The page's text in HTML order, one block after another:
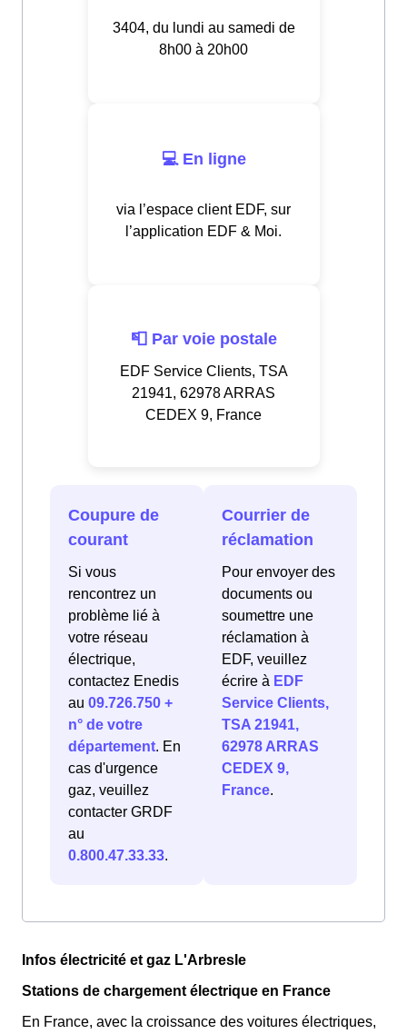
3404, du lundi au samedi de
8h00 à 20h00
💻 En ligne
via l’espace client EDF, sur
l’application EDF & Moi.
📮 Par voie postale
EDF Service Clients, TSA
21941, 62978 ARRAS
CEDEX 9, France
Coupure de
courant
Si vous
rencontrez un
problème lié à
votre réseau
électrique,
contactez Enedis
au 09.726.750 +
n° de votre
département. En
cas d'urgence
gaz, veuillez
contacter GRDF
au
0.800.47.33.33.
Courrier de
réclamation
Pour envoyer des
documents ou
soumettre une
réclamation à
EDF, veuillez
écrire à EDF
Service Clients,
TSA 21941,
62978 ARRAS
CEDEX 9,
France.
Infos électricité et gaz L'Arbresle
Stations de chargement électrique en France
En France, avec la croissance des voitures électriques,